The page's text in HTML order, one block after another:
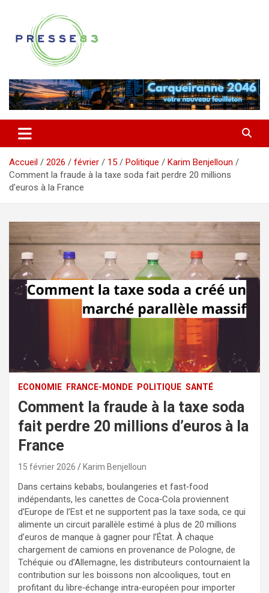
contenu
Presse 83
Accueil 2026 février 15 Politique
Karim Benjelloun
Comment la fraude à la taxe soda fait perdre 20 millions
d’euros à la France
ECONOMIE FRANCE-MONDE POLITIQUE SANTÉ
Comment la fraude à la taxe soda
fait perdre 20 millions d’euros à la
France
15 février 2026 Karim Benjelloun
Dans certains kebabs, boulangeries et fast‑food
indépendants, les canettes de Coca‑Cola proviennent
d’Europe de l’Est et ne supportent pas la taxe soda, ce qui
alimente un circuit parallèle estimé à plus de 20 millions
d’euros de manque à gagner pour l’État. À chaque
chargement de camions en provenance de Pologne, de
Tchéquie ou d’Allemagne, les distributeurs contournaient la
contribution sur les boissons non alcooliques, tout en
profitant du libre‑échange intra‑européen pour importer